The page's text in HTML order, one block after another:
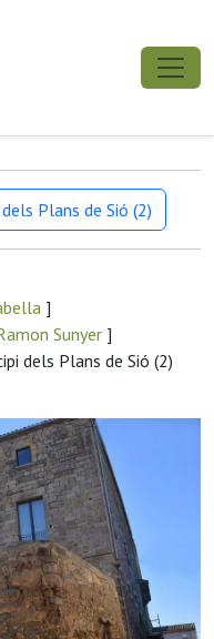
Plans de Sió (2)
]
Sunyer ]
dels Plans de Sió (2)